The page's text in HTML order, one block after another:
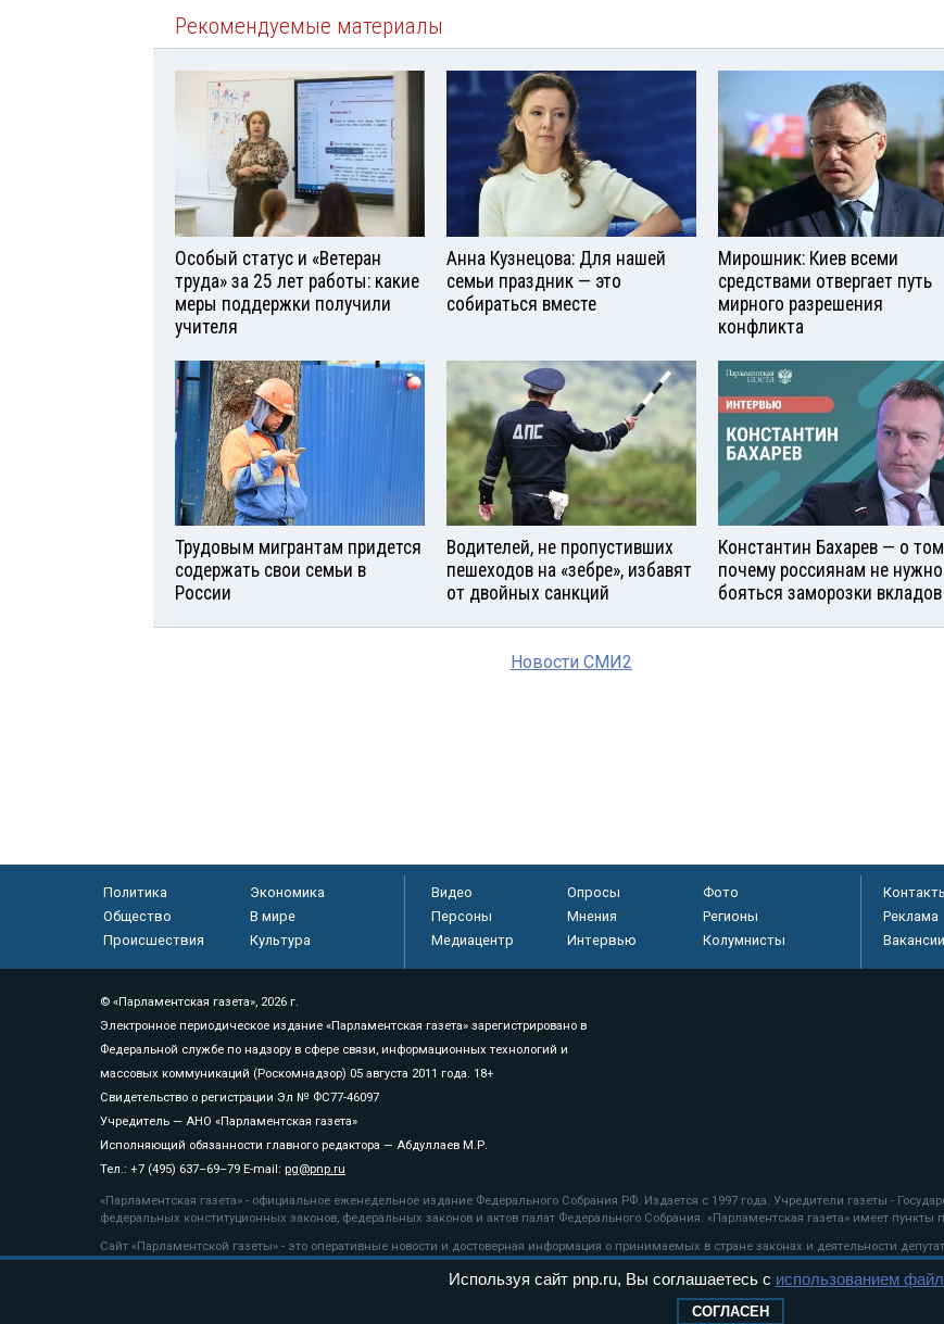
Рекомендуемые материалы
Особый статус и «Ветеран
труда» за 25 лет работы: какие
меры поддержки получили
учителя
Анна Кузнецова: Для нашей
семьи праздник — это
собираться вместе
Мирошник: Киев всеми
средствами отвергает путь
мирного разрешения
конфликта
Трудовым мигрантам придется
содержать свои семьи в
России
Водителей, не пропустивших
пешеходов на «зебре», избавят
от двойных санкций
Константин Бахарев — о
почему россиянам не нужно
бояться заморозки вкладов
Новости СМИ2
Политика
Экономика
Общество
В мире
Происшествия
Культура
Видео Опросы
Фото
Персоны
Мнения
Регионы
Медиацентр
Интервью Колумнисты
Реклама
Вакансии
© «Парламентская газета», 2026 г.
Электронное периодическое издание «Парламентская газета» зарегистрировано в
Федеральной службе по надзору в сфере связи, информационных технологий и
массовых коммуникаций (Роскомнадзор) 05 августа 2011 года. 18+
Свидетельство о регистрации Эл № ФС77-46097
Учредитель — АНО «Парламентская газета»
Исполняющий обязанности главного редактора — Абдуллаев М.Р.
Тел.: +7 (495) 637–69–79 E-mail: pg@pnp.ru
«Парламентская газета» - официальное еженедельное издание Федерального Собрания РФ. Издается с 1997 года. Учредители газеты -
федеральных конституционных законов, федеральных законов и актов палат Федерального Собрания. «Парламентская газета» имеет пункты
Сайт «Парламентской газеты» - это оперативные новости и достоверная информация о принимаемых в стране законах и деятельности
«Парламентской газеты» активная ссылка на pnp.ru обязательна.
рекомендательные технологии
Используя сайт pnp.ru, Вы соглашаетесь с использованием
СОГЛАСЕН